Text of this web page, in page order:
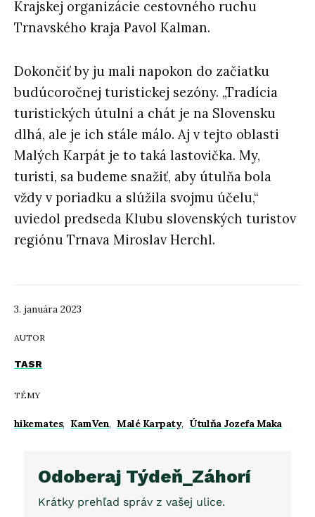
3. januára 2023
AUTOR
TASR
TÉMY
hikemates, KamVen, Malé Karpaty, Útulňa Jozefa Maka
Krajskej organizácie cestovného ruchu
Trnavského kraja Pavol Kalman.
Dokončiť by ju mali napokon do začiatku
budúcoročnej turistickej sezóny. „Tradícia
turistických útulní a chát je na Slovensku
dlhá, ale je ich stále málo. Aj v tejto oblasti
Malých Karpát je to taká lastovička. My,
turisti, sa budeme snažiť, aby útulňa bola
vždy v poriadku a slúžila svojmu účelu,“
uviedol predseda Klubu slovenských turistov
regiónu Trnava Miroslav Herchl.
Odoberaj Týdeň_Záhorí
Krátky prehľad správ z vašej ulice.